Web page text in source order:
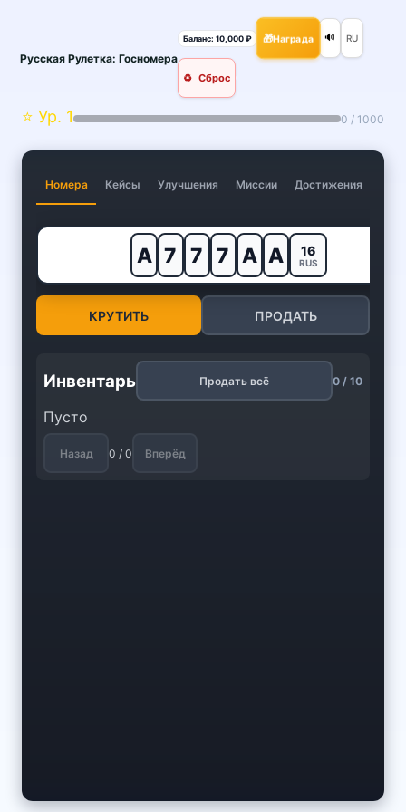
Русская Рулетка: Госномера
Баланс: 10,000 ₽ 🎁Награда 🔊 RU
♻️ Сброс
⭐ Ур. 1 0 / 1000
Номера Кейсы Улучшения Миссии Достижения
А 7 7 7 А А 16
RUS
КРУТИТЬ ПРОДАТЬ
Инвентарь Продать всё 0 / 10
Пусто
Назад 0 / 0 Вперёд